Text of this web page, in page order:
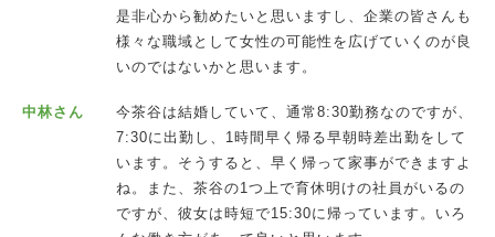
是非心から勧めたいと思いますし、企業の皆さんも
様々な職域として女性の可能性を広げていくのが良
いのではないかと思います。
中林さん
今茶谷は結婚していて、通常8:30勤務なのですが、
7:30に出勤し、1時間早く帰る早朝時差出勤をして
います。そうすると、早く帰って家事ができますよ
ね。また、茶谷の1つ上で育休明けの社員がいるの
ですが、彼女は時短で15:30に帰っています。いろ